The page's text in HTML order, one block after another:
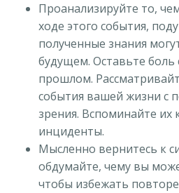
Проанализируйте то,
ходе этого события,
полученные знания
будущем. Оставьте боль
прошлом.
события вашей жизни с
зрения. Вспоминайте их
инциденты.
Мысленно вернитесь к
обдумайте, чему вы
чтобы избежать